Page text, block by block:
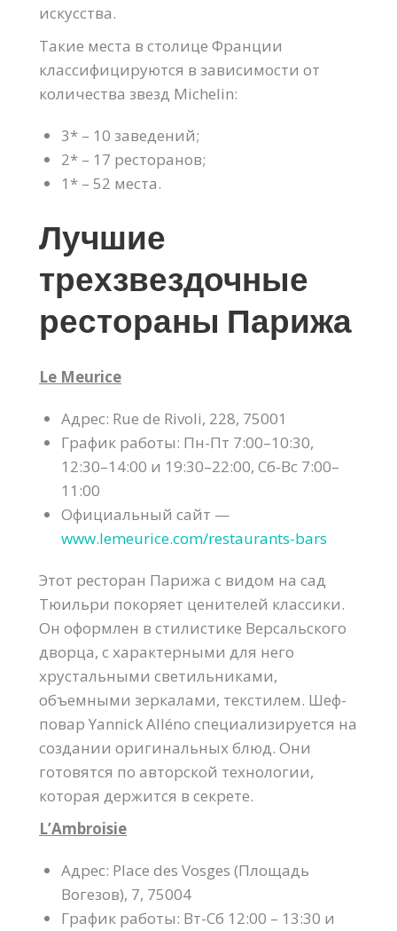
искусства.
Такие места в столице Франции
классифицируются в зависимости от
количества звезд Michelin:
3* – 10 заведений;
2* – 17 ресторанов;
1* – 52 места.
Лучшие
трехзвездочные
рестораны Парижа
Le Meurice
Адрес: Rue de Rivoli, 228, 75001
График работы: Пн-Пт 7:00–10:30,
12:30–14:00 и 19:30–22:00, Сб-Вс 7:00–
11:00
Официальный сайт —
www.lemeurice.com/restaurants-bars
Этот ресторан Парижа с видом на сад
Тюильри покоряет ценителей классики.
Он оформлен в стилистике Версальского
дворца, с характерными для него
хрустальными светильниками,
объемными зеркалами, текстилем. Шеф-
повар Yannick Alléno специализируется на
создании оригинальных блюд. Они
готовятся по авторской технологии,
которая держится в секрете.
L’Ambroisie
Адрес: Place des Vosges (Площадь
Вогезов), 7, 75004
График работы: Вт-Сб 12:00 – 13:30 и